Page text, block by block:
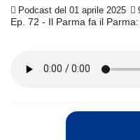
Podcast del 01 aprile 2025
Ep. 72 - Il Parma fa il